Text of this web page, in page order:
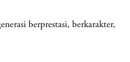
berprestasi, berkarakter,